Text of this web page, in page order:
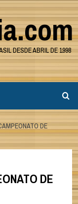
DESDE ABRIL DE 1998
DE
DE